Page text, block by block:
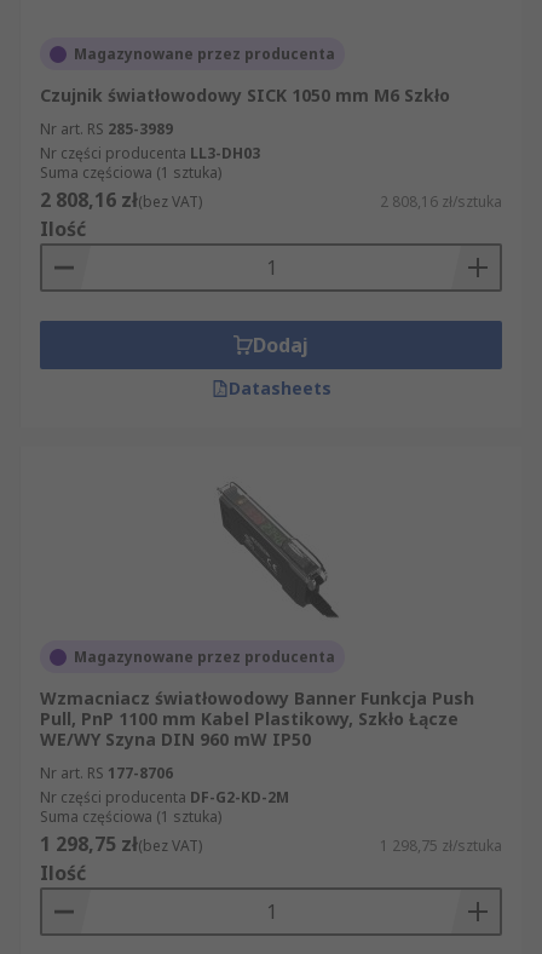
Magazynowane przez producenta
Czujnik światłowodowy SICK 1050 mm M6 Szkło
Nr art. RS 285-3989
Nr części producenta LL3-DH03
Suma częściowa (1 sztuka)
2 808,16 zł(bez VAT) 2 808,16 zł/sztuka
Ilość
Dodaj
Datasheets
Magazynowane przez producenta
Wzmacniacz światłowodowy Banner Funkcja Push
Pull, PnP 1100 mm Kabel Plastikowy, Szkło Łącze
WE/WY Szyna DIN 960 mW IP50
Nr art. RS 177-8706
Nr części producenta DF-G2-KD-2M
Suma częściowa (1 sztuka)
1 298,75 zł(bez VAT) 1 298,75 zł/sztuka
Ilość